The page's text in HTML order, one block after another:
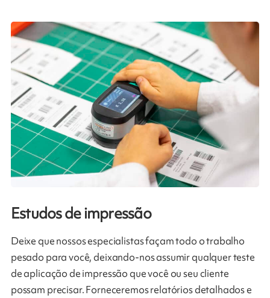
Estudos de impressão
Deixe que nossos especialistas façam todo o trabalho
pesado para você, deixando-nos assumir qualquer teste
de aplicação de impressão que você ou seu cliente
possam precisar. Forneceremos relatórios detalhados e